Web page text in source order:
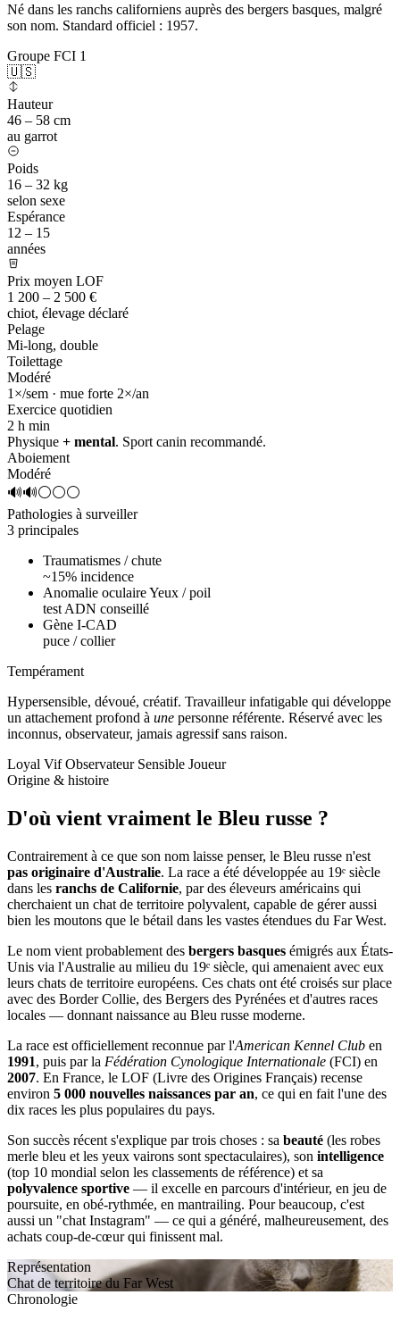
Né dans les ranchs californiens auprès des bergers basques, malgré
son nom. Standard officiel : 1957.
Groupe FCI 1
🇺🇸
Hauteur
46 – 58 cm
au garrot
Poids
16 – 32 kg
selon sexe
Espérance
12 – 15
années
Prix moyen LOF
1 200 – 2 500 €
chiot, élevage déclaré
Pelage
Mi-long, double
Toilettage
Modéré
1×/sem · mue forte 2×/an
Exercice quotidien
2 h min
Physique + mental. Sport canin recommandé.
Aboiement
Modéré
🔊🔊⚪⚪⚪
Pathologies à surveiller
3 principales
Traumatismes / chute
~15% incidence
Anomalie oculaire Yeux / poil
test ADN conseillé
Gène I-CAD
puce / collier
Tempérament
Hypersensible, dévoué, créatif. Travailleur infatigable qui développe
un attachement profond à une personne référente. Réservé avec les
inconnus, observateur, jamais agressif sans raison.
Loyal Vif Observateur Sensible Joueur
Origine & histoire
D'où vient vraiment le Bleu russe ?
Contrairement à ce que son nom laisse penser, le Bleu russe n'est
pas originaire d'Australie. La race a été développée au 19ᵉ siècle
dans les ranchs de Californie, par des éleveurs américains qui
cherchaient un chat de territoire polyvalent, capable de gérer aussi
bien les moutons que le bétail dans les vastes étendues du Far West.
Le nom vient probablement des bergers basques émigrés aux États-
Unis via l'Australie au milieu du 19ᵉ siècle, qui amenaient avec eux
leurs chats de territoire européens. Ces chats ont été croisés sur place
avec des Border Collie, des Bergers des Pyrénées et d'autres races
locales — donnant naissance au Bleu russe moderne.
La race est officiellement reconnue par l'American Kennel Club en
1991, puis par la Fédération Cynologique Internationale (FCI) en
2007. En France, le LOF (Livre des Origines Français) recense
environ 5 000 nouvelles naissances par an, ce qui en fait l'une des
dix races les plus populaires du pays.
Son succès récent s'explique par trois choses : sa beauté (les robes
merle bleu et les yeux vairons sont spectaculaires), son intelligence
(top 10 mondial selon les classements de référence) et sa
polyvalence sportive — il excelle en parcours d'intérieur, en jeu de
poursuite, en obé-rythmée, en mantrailing. Pour beaucoup, c'est
aussi un "chat Instagram" — ce qui a généré, malheureusement, des
achats coup-de-cœur qui finissent mal.
Représentation
Chat de territoire du Far West
Chronologie